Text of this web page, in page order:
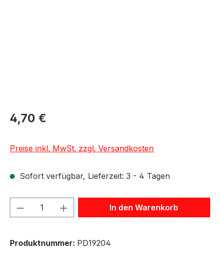
4,70 €
Preise inkl. MwSt. zzgl. Versandkosten
Sofort verfügbar, Lieferzeit: 3 - 4 Tagen
Produkt Anzahl: Gib denIn den Warenkorb
Produktnummer: PD19204